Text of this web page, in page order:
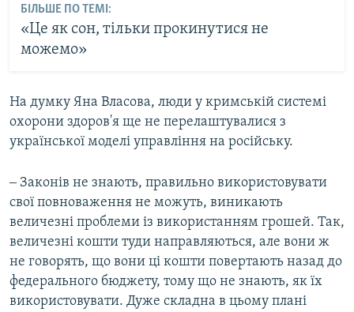
БІЛЬШЕ ПО ТЕМІ:
«Це як сон, тільки прокинутися не
можемо»
На думку Яна Власова, люди у кримській системі
охорони здоров'я ще не перелаштувалися з
української моделі управління на російську.
‒ Законів не знають, правильно використовувати
свої повноваження не можуть, виникають
величезні проблеми із використанням грошей. Так,
величезні кошти туди направляються, але вони ж
не говорять, що вони ці кошти повертають назад до
федерального бюджету, тому що не знають, як їх
використовувати. Дуже складна в цьому плані